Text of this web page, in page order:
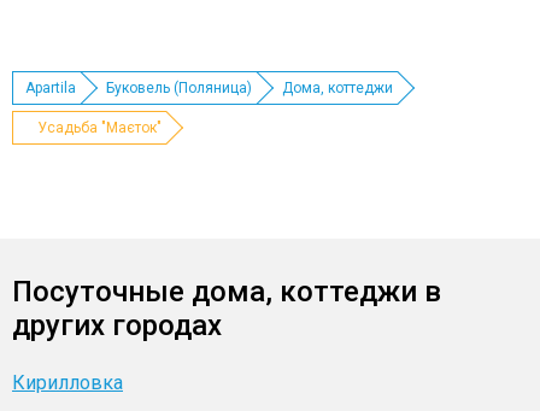
Apartila Буковель (Поляница) Дома, коттеджи
Усадьба "Маєток"
Посуточные дома, коттеджи в
других городах
Кирилловка